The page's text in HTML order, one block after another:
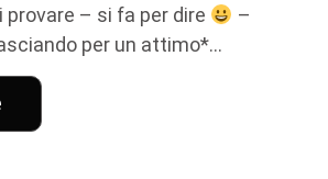
– si fa per dire
–
per un attimo*...